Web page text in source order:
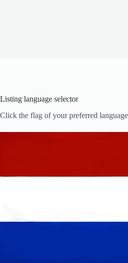
Listing language selector
Click the flag of your preferred